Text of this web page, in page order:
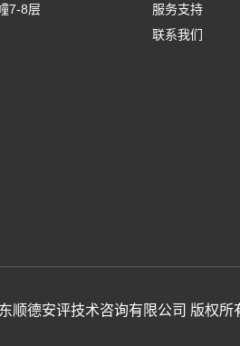
7-8层
服务支持
联系我们
顺德安评技术咨询有限公司 版权所